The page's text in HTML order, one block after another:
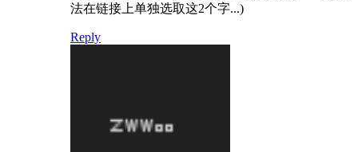
法在链接上单独选取这2个字...)
Reply